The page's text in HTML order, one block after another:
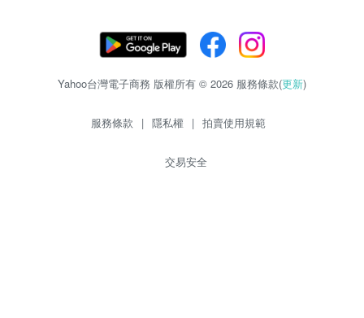
Yahoo台灣電子商務 版權所有 © 2026 服務條款(更新)
服務條款 | 隱私權 | 拍賣使用規範
交易安全